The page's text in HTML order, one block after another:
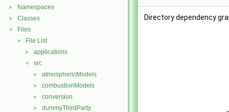
► Namespaces
► Classes
▼ Files
▼ File List
► applications
▼ src
► atmosphericModels
► combustionModels
► conversion
► dummyThirdParty
Directory dependency